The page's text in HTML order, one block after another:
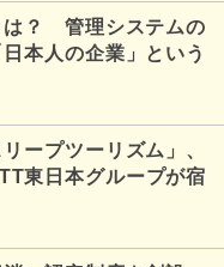
は？ 管理システムの
本人の企業」という
ープツーリズム」、
東日本グループが宿